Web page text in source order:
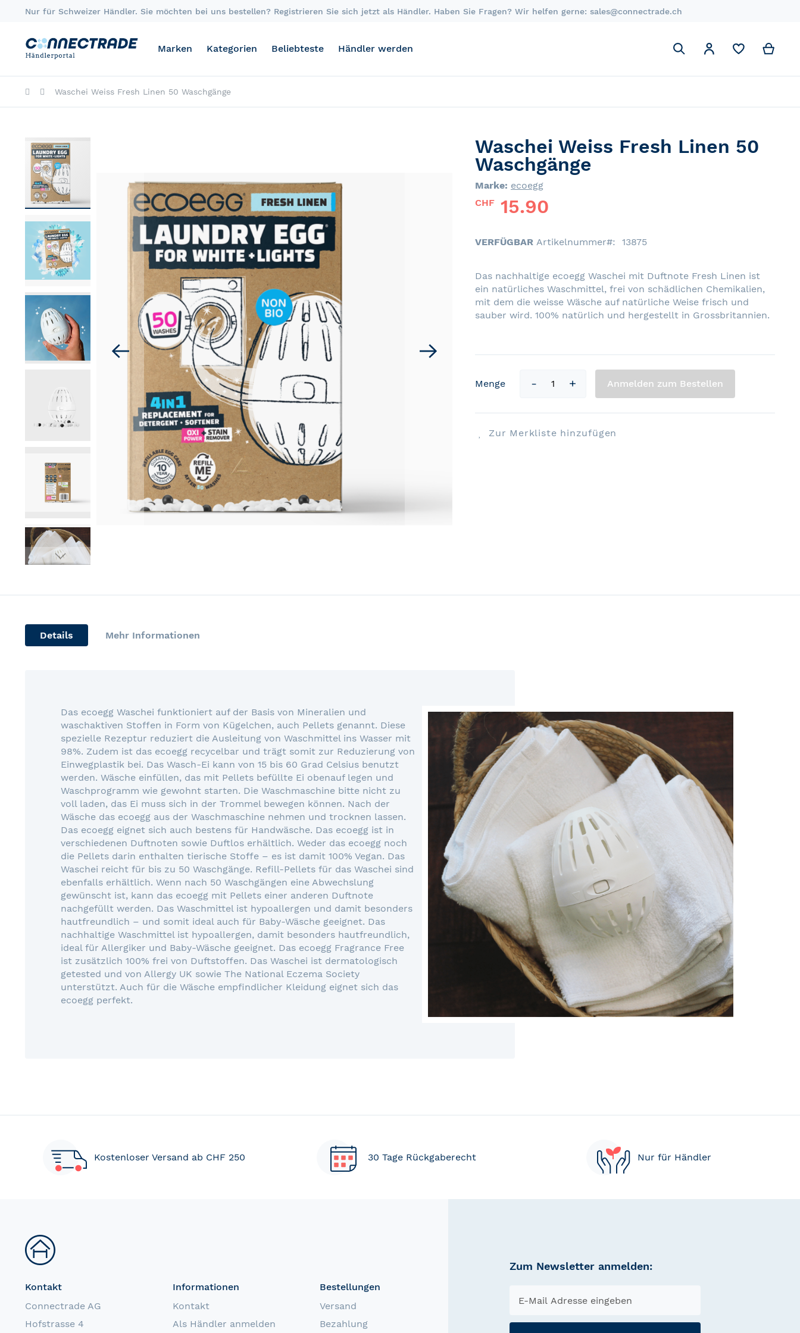
Skip
Nur für Schweizer Händler. Sie möchten bei uns bestellen? Registrieren Sie sich jetzt als Händler. Haben Sie Fragen? Wir helfen gerne: sales@connectrade.ch
Marken Kategorien Beliebteste Händler werden
Suchen
Suchen
Mein Account
Waschei Weiss Fresh Linen 50 Waschgänge
Skip
to
the
end
the
images
gallery
of
images
Waschei Weiss Fresh Linen 50
Waschgänge
Marke: ecoegg
CHF 15.90
VERFÜGBAR Artikelnummer 13875
Das nachhaltige ecoegg Waschei mit Duftnote Fresh Linen ist
ein natürliches Waschmittel, frei von schädlichen Chemikalien,
mit dem die weisse Wäsche auf natürliche Weise frisch und
sauber wird. 100% natürlich und hergestellt in Grossbritannien.
Menge Anmelden zum Bestellen
Zur Merkliste hinzufügen
Details Mehr Informationen
Das ecoegg Waschei funktioniert auf der Basis von Mineralien und
waschaktiven Stoffen in Form von Kügelchen, auch Pellets genannt. Diese
spezielle Rezeptur reduziert die Ausleitung von Waschmittel ins Wasser mit
98%. Zudem ist das ecoegg recycelbar und trägt somit zur Reduzierung von
Einwegplastik bei. Das Wasch-Ei kann von 15 bis 60 Grad Celsius benutzt
werden. Wäsche einfüllen, das mit Pellets befüllte Ei obenauf legen und
Waschprogramm wie gewohnt starten. Die Waschmaschine bitte nicht zu
voll laden, das Ei muss sich in der Trommel bewegen können. Nach der
Wäsche das ecoegg aus der Waschmaschine nehmen und trocknen lassen.
Das ecoegg eignet sich auch bestens für Handwäsche. Das ecoegg ist in
verschiedenen Duftnoten sowie Duftlos erhältlich. Weder das ecoegg noch
die Pellets darin enthalten tierische Stoffe – es ist damit 100% Vegan. Das
Waschei reicht für bis zu 50 Waschgänge. Refill-Pellets für das Waschei sind
ebenfalls erhältlich. Wenn nach 50 Waschgängen eine Abwechslung
gewünscht ist, kann das ecoegg mit Pellets einer anderen Duftnote
nachgefüllt werden. Das Waschmittel ist hypoallergen und damit besonders
hautfreundlich – und somit ideal auch für Baby-Wäsche geeignet. Das
nachhaltige Waschmittel ist hypoallergen, damit besonders hautfreundlich,
ideal für Allergiker und Baby-Wäsche geeignet. Das ecoegg Fragrance Free
ist zusätzlich 100% frei von Duftstoffen. Das Waschei ist dermatologisch
getested und von Allergy UK sowie The National Eczema Society
unterstützt. Auch für die Wäsche empfindlicher Kleidung eignet sich das
ecoegg perfekt.
Kostenloser Versand ab CHF 250 30 Tage Rückgaberecht Nur für Händler
Kontakt
Connectrade AG
Hofstrasse 4
Informationen
Kontakt
Als Händler anmelden
Bestellungen
Versand
Bezahlung
Zum Newsletter anmelden: